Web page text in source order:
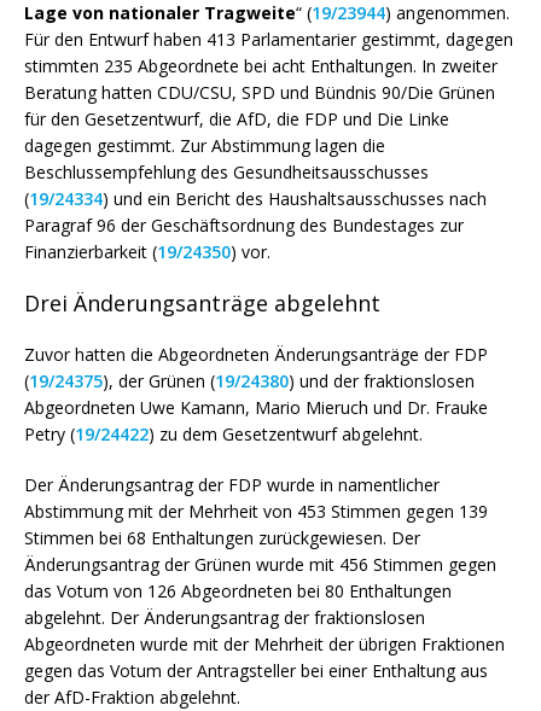
Lage von nationaler Tragweite“ (19/23944) angenommen.
Für den Entwurf haben 413 Parlamentarier gestimmt, dagegen
stimmten 235 Abgeordnete bei acht Enthaltungen. In zweiter
Beratung hatten CDU/CSU, SPD und Bündnis 90/Die Grünen
für den Gesetzentwurf, die AfD, die FDP und Die Linke
dagegen gestimmt. Zur Abstimmung lagen die
Beschlussempfehlung des Gesundheitsausschusses
(19/24334) und ein Bericht des Haushaltsausschusses nach
Paragraf 96 der Geschäftsordnung des Bundestages zur
Finanzierbarkeit (19/24350) vor.
Drei Änderungsanträge abgelehnt
Zuvor hatten die Abgeordneten Änderungsanträge der FDP
(19/24375), der Grünen (19/24380) und der fraktionslosen
Abgeordneten Uwe Kamann, Mario Mieruch und Dr. Frauke
Petry (19/24422) zu dem Gesetzentwurf abgelehnt.
Der Änderungsantrag der FDP wurde in namentlicher
Abstimmung mit der Mehrheit von 453 Stimmen gegen 139
Stimmen bei 68 Enthaltungen zurückgewiesen. Der
Änderungsantrag der Grünen wurde mit 456 Stimmen gegen
das Votum von 126 Abgeordneten bei 80 Enthaltungen
abgelehnt. Der Änderungsantrag der fraktionslosen
Abgeordneten wurde mit der Mehrheit der übrigen Fraktionen
gegen das Votum der Antragsteller bei einer Enthaltung aus
der AfD-Fraktion abgelehnt.